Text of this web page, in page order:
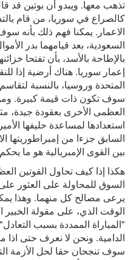
تذهب معها. ويبدو أن بوتين قد
كالصراع في سوريا، من قام
الاعمار. يمكنا فهم ذلك بأنه
السعودية، بعد قيامهما بدر
بالإطاحة بالأسد، بأن تفتحا
إعمار سوريا. هناك أرضية إذا
المتحدة وروسيا، بالنسبة
سوف تكون ذات قيمة كبيرة.
العظمى الأخرى بعقودة جيدة،
استعدادها لمساعدة حليفها
السابق جزءا من إمبراطوريتها
بين القوى الإمبريالية هو ما
هكذا إذا كيف تحاول القوتين
السوق للمحاولة على العثور
يرعى مصالح كل منهما. وهذا
الوقت الذي، على مقولة الخبير
"المباراة الممددة بسبب
الدامية. ونحن لا نعرف حتى اذا
سوف تنجحان حقا لحل الأزمة